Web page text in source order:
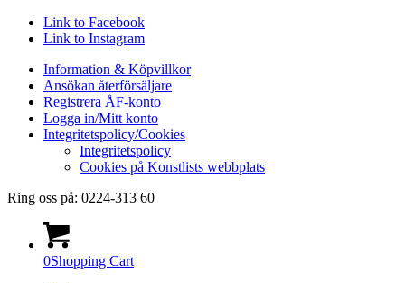
Link to Facebook
Link to Instagram
Information & Köpvillkor
Ansökan återförsäljare
Registrera ÅF-konto
Logga in/Mitt konto
Integritetspolicy/Cookies
Integritetspolicy
Cookies på Konstlists webbplats
Ring oss på: 0224-313 60
0Shopping Cart